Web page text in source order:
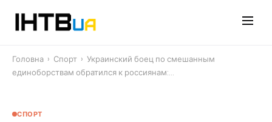
Головна › Спорт › Украинский боец по смешанным
единоборствам обратился к россиянам:…
СПОРТ